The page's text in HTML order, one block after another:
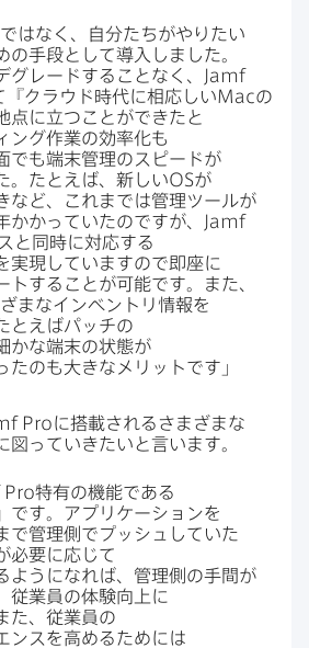
はなく、​自分た​ちがやりたい​
の​手段と​して​導入しました。​
グレードする​ことなく、
Jamf
『クラウド時代に​相応しいMacの​
点に​立つことが​できたと​
ング作業の​効率化も​
でも​端末管理の​スピードが​
。​たとえば、​新しいOSが​
など、​これまでは​管理ツールが​
かかっていたのですが、
Jamf
と​同時に​対応する​
実現していますので​即座に​
トする​ことが​可能です。​また、
まな​インベントリ情報を​
とえば​パッチの​
かな​端末の​状態が​
たのも​大きな​メリットです」​
Proに​搭載されるさまざまな​
図っていきたいと​言います。
Pro特有の​機能である​
です。​アプリケーションを​
で​管理側で​プッシュしていた​
必要に​応じて​
ようになれば、​管理側の​手間が​
従業員の​体験向上に​
た、​従業員の​
ンスを​高める​ためには​